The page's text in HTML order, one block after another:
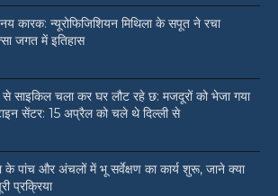
कारक: न्यूरोफिजिशियन मिथिला के सपूत ने रचा
जगत में इतिहास
से साइकिल चला कर घर लौट रहे छ: मजदूरों को भेजा गया
सेंटर: 15 अप्रैल को चले थे दिल्ली से
के पांच और अंचलों में भू सर्वेक्षण का कार्य शुरू, जाने क्या
प्रक्रिया